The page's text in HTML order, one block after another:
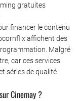
gratuites
financer le contenu
affichent des
Malgré
car ces services
séries de qualité.
Cinemay ?